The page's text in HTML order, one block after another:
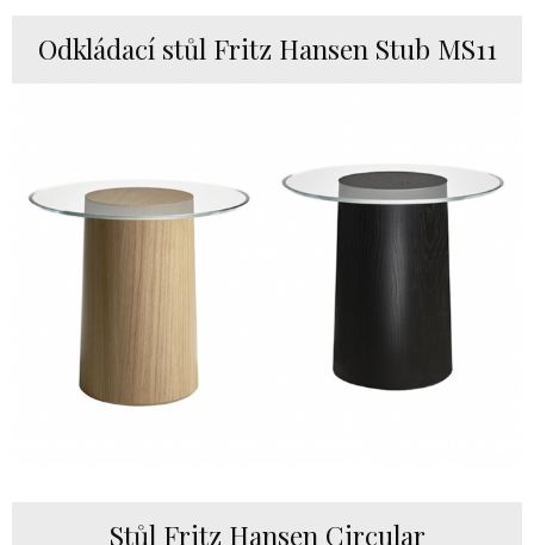
Odkládací stůl Fritz Hansen Stub MS11
Stůl Fritz Hansen Circular